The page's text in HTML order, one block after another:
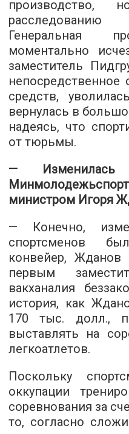
Генеральная
моментально
заместитель
средств,
вернулась в
надеясь, что
от тюрьмы.
—
министром Игоря
— Конечно,
спортсменов
конвейер, Жданов
первым
вакханалия
история, как
170 тыс. долл.,
выставлять на
легкоатлетов.
Поскольку
оккупации
соревнования за
то, согласно